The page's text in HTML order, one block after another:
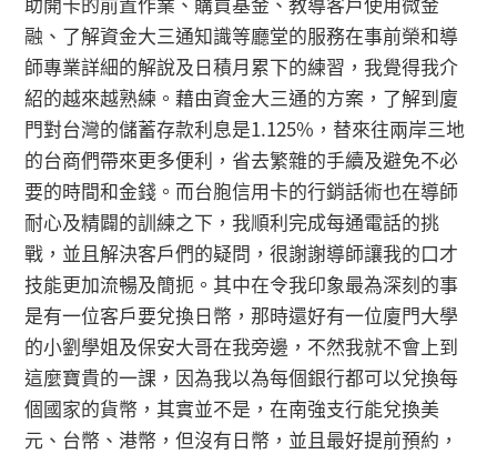
融、了解資金大三通知識等廳堂的服務在事前榮和導
師專業詳細的解說及日積月累下的練習，我覺得我介
紹的越來越熟練。藉由資金大三通的方案，了解到廈
門對台灣的儲蓄存款利息是1.125%，替來往兩岸三地
的台商們帶來更多便利，省去繁雜的手續及避免不必
要的時間和金錢。而台胞信用卡的行銷話術也在導師
耐心及精闢的訓練之下，我順利完成每通電話的挑
戰，並且解決客戶們的疑問，很謝謝導師讓我的口才
技能更加流暢及簡扼。其中在令我印象最為深刻的事
是有一位客戶要兌換日幣，那時還好有一位廈門大學
的小劉學姐及保安大哥在我旁邊，不然我就不會上到
這麼寶貴的一課，因為我以為每個銀行都可以兌換每
個國家的貨幣，其實並不是，在南強支行能兌換美
元、台幣、港幣，但沒有日幣，並且最好提前預約，